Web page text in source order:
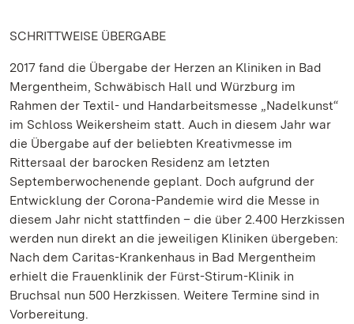
SCHRITTWEISE ÜBERGABE
2017 fand die Übergabe der Herzen an Kliniken in Bad
Mergentheim, Schwäbisch Hall und Würzburg im
Rahmen der Textil- und Handarbeitsmesse „Nadelkunst“
im Schloss Weikersheim statt. Auch in diesem Jahr war
die Übergabe auf der beliebten Kreativmesse im
Rittersaal der barocken Residenz am letzten
Septemberwochenende geplant. Doch aufgrund der
Entwicklung der Corona-Pandemie wird die Messe in
diesem Jahr nicht stattfinden – die über 2.400 Herzkissen
werden nun direkt an die jeweiligen Kliniken übergeben:
Nach dem Caritas-Krankenhaus in Bad Mergentheim
erhielt die Frauenklinik der Fürst-Stirum-Klinik in
Bruchsal nun 500 Herzkissen. Weitere Termine sind in
Vorbereitung.